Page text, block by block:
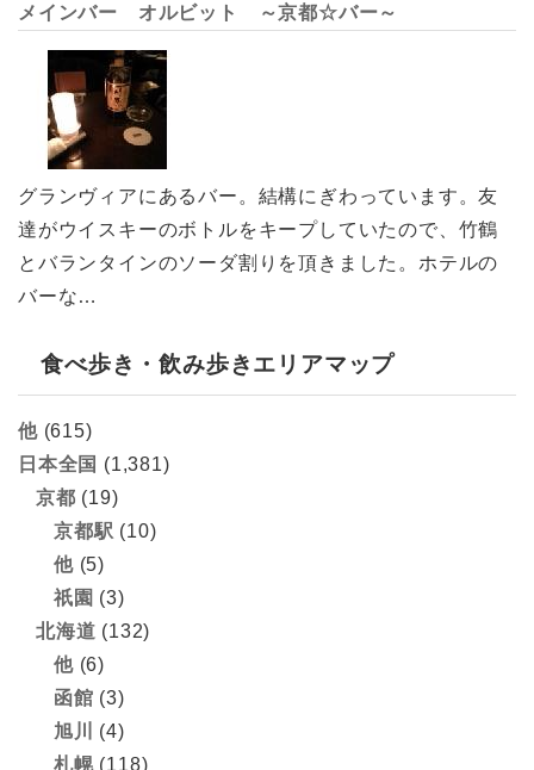
メインバー オルビット ～京都☆バー～
グランヴィアにあるバー。結構にぎわっています。友
達がウイスキーのボトルをキープしていたので、竹鶴
とバランタインのソーダ割りを頂きました。ホテルの
バーな…
食べ歩き・飲み歩きエリアマップ
他(615)
日本全国 (1,381)
京都 (19)
京都駅 (10)
他(5)
祇園 (3)
北海道 (132)
他(6)
函館 (3)
旭川
(4)
札幌(118)